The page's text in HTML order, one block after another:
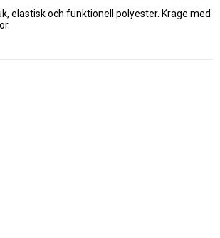
elastisk och funktionell polyester. Krage med